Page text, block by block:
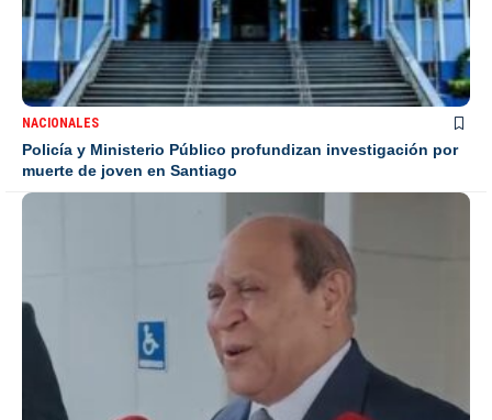
NACIONALES
Policía y Ministerio Público profundizan investigación por
muerte de joven en Santiago